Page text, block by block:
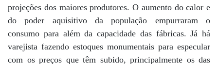
projeções dos maiores produtores. O aumento do calor e
do poder aquisitivo da população empurraram o
consumo para além da capacidade das fábricas. Já há
varejista fazendo estoques monumentais para especular
com os preços que têm subido, principalmente os das